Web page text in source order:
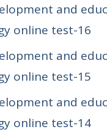
and
online test-16
and
online test-15
and
online test-14